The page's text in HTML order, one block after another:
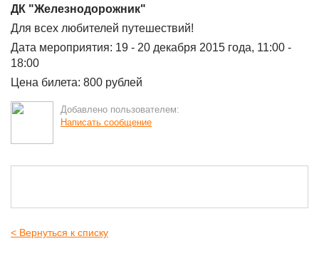
ДК "Железнодорожник"
Для всех любителей путешествий!
Дата мероприятия: 19 - 20 декабря 2015 года, 11:00 -
18:00
Цена билета: 800 рублей
Добавлено пользователем:
Написать сообщение
< Вернуться к списку